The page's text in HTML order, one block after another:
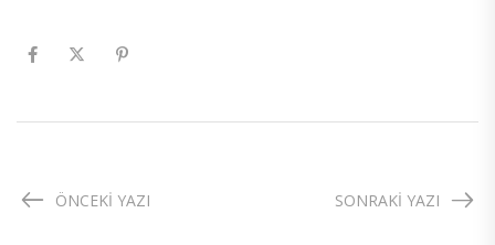
ÖNCEKI YAZI SONRAKI YAZI